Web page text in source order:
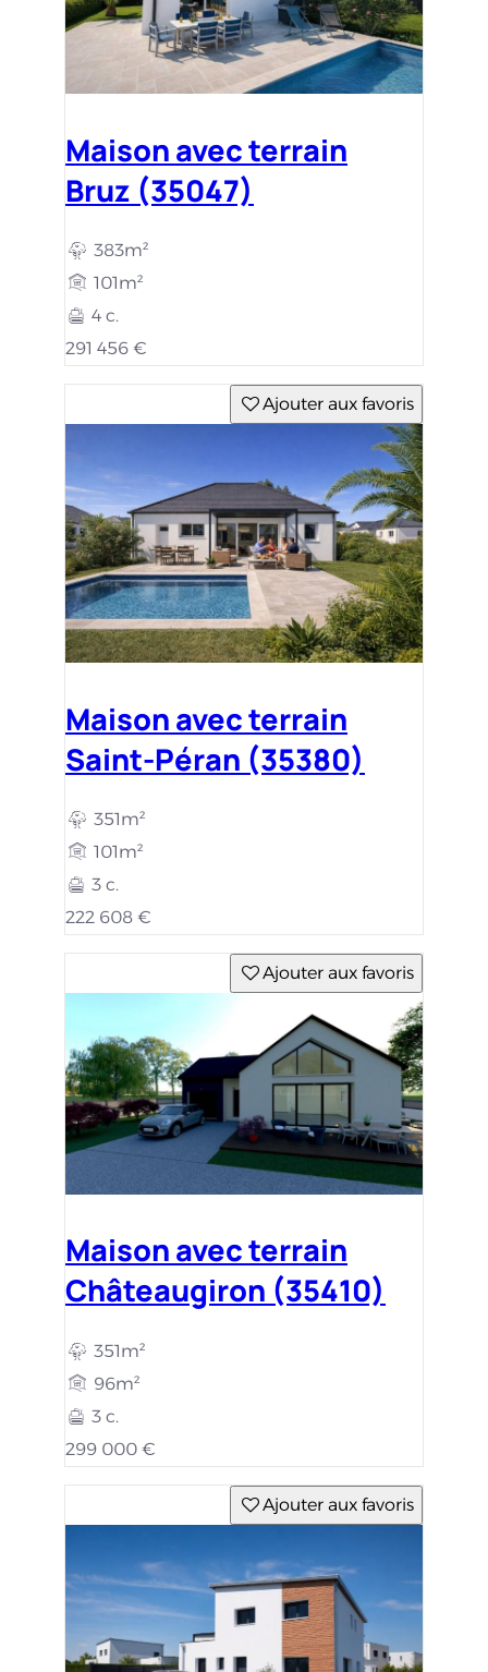
Maison avec terrain
Bruz (35047)
383m²
101m²
4 c.
291 456 €
Ajouter aux favoris
Maison avec terrain
Saint-Péran (35380)
351m²
101m²
3 c.
222 608 €
Ajouter aux favoris
Maison avec terrain
Châteaugiron (35410)
351m²
96m²
3 c.
299 000 €
Ajouter aux favoris